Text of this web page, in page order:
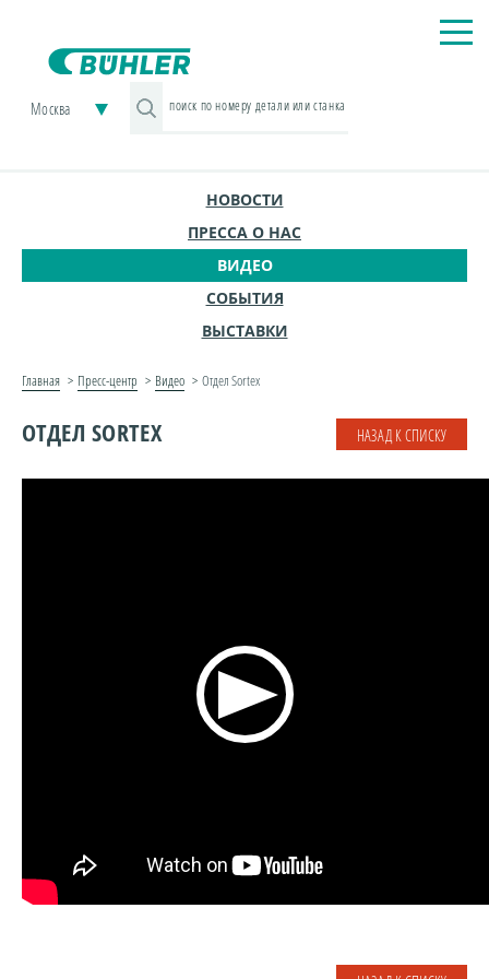
Москва
НОВОСТИ
ПРЕССА О НАС
ВИДЕО
СОБЫТИЯ
ВЫСТАВКИ
Главная Пресс-центр Видео Отдел Sortex
ОТДЕЛ SORTEX НАЗАД К СПИСКУ